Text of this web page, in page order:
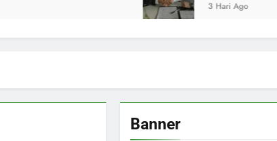
3 Hari Ago
Banner